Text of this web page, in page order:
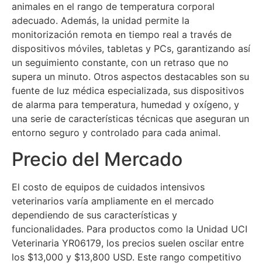
animales en el rango de temperatura corporal
adecuado. Además, la unidad permite la
monitorización remota en tiempo real a través de
dispositivos móviles, tabletas y PCs, garantizando así
un seguimiento constante, con un retraso que no
supera un minuto. Otros aspectos destacables son su
fuente de luz médica especializada, sus dispositivos
de alarma para temperatura, humedad y oxígeno, y
una serie de características técnicas que aseguran un
entorno seguro y controlado para cada animal.
Precio del Mercado
El costo de equipos de cuidados intensivos
veterinarios varía ampliamente en el mercado
dependiendo de sus características y
funcionalidades. Para productos como la Unidad UCI
Veterinaria YR06179, los precios suelen oscilar entre
los $13,000 y $13,800 USD. Este rango competitivo